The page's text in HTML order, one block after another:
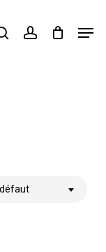
searchaccountClose